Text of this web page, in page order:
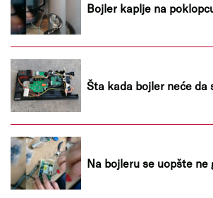
Bojler kaplje na
Šta kada bojler neće da
Na bojleru se uopšte ne